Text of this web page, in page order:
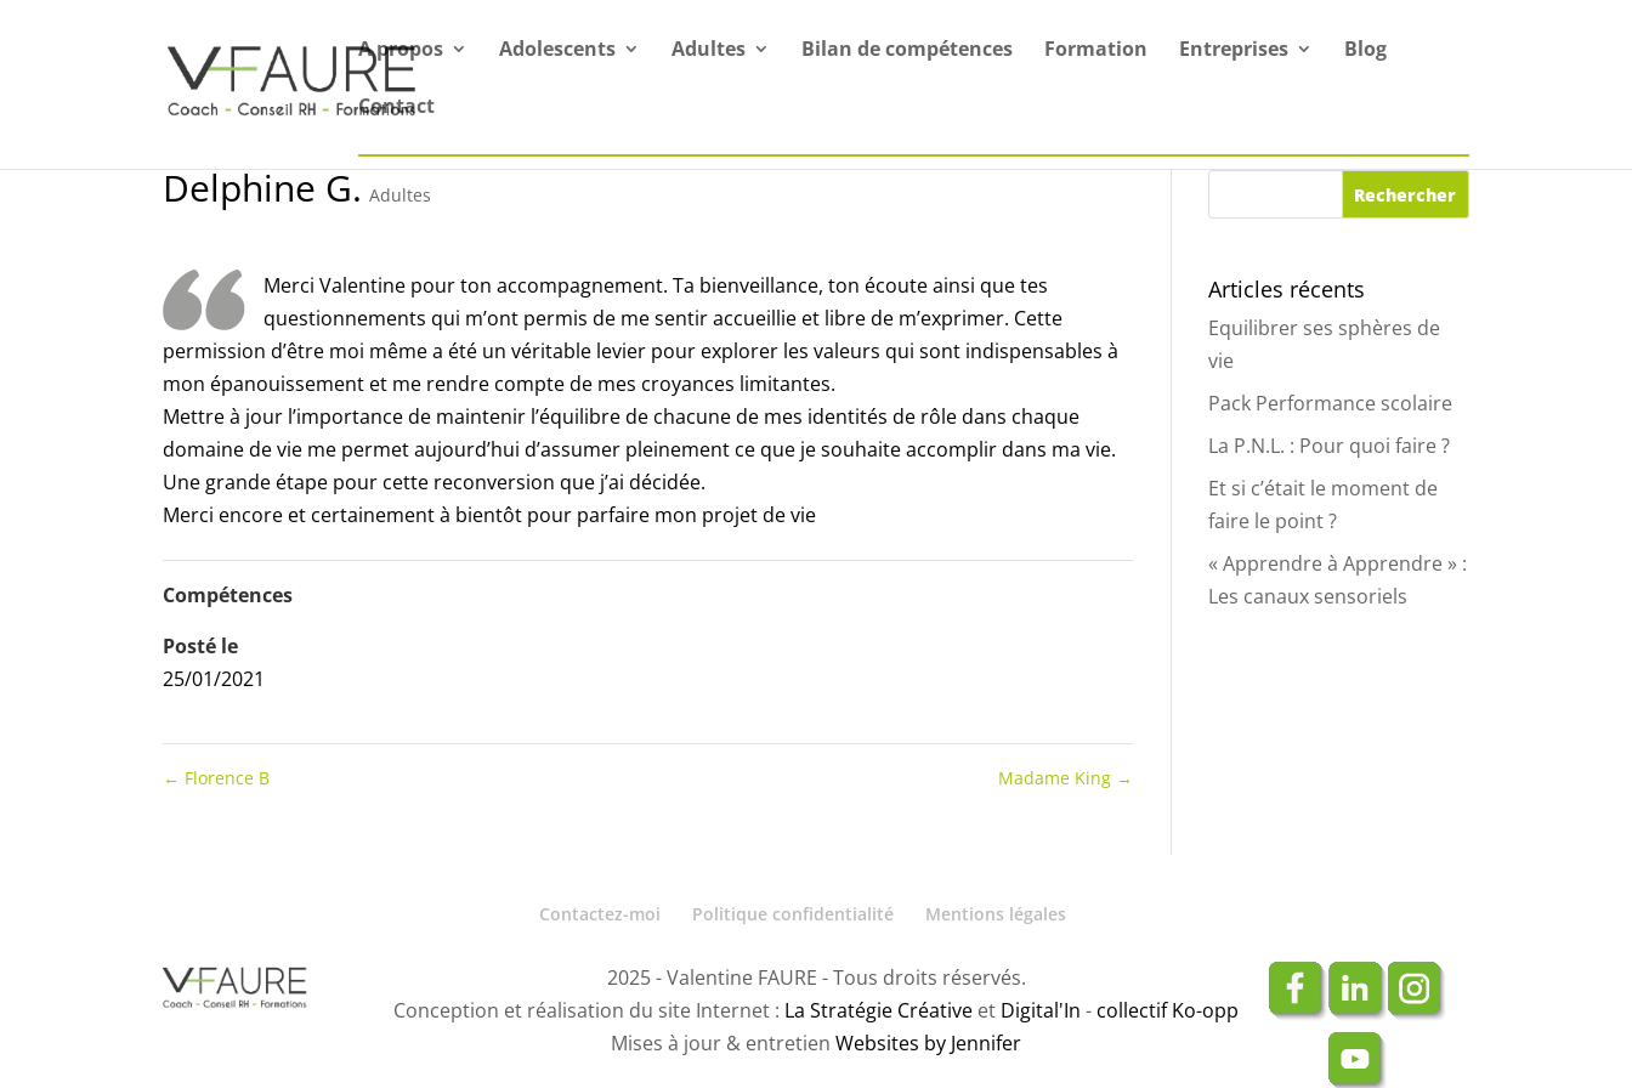
A propos Adolescents Adultes Bilan de compétences Formation Entreprises Blog
Contact
Delphine G. Adultes
Merci Valentine pour ton accompagnement. Ta bienveillance, ton écoute ainsi que tes
questionnements qui m’ont permis de me sentir accueillie et libre de m’exprimer. Cette
permission d’être moi même a été un véritable levier pour explorer les valeurs qui sont indispensables à
mon épanouissement et me rendre compte de mes croyances limitantes.
Mettre à jour l’importance de maintenir l’équilibre de chacune de mes identités de rôle dans chaque
domaine de vie me permet aujourd’hui d’assumer pleinement ce que je souhaite accomplir dans ma vie.
Une grande étape pour cette reconversion que j’ai décidée.
Merci encore et certainement à bientôt pour parfaire mon projet de vie
Compétences
Posté le
25/01/2021
← Florence B Madame King →
Articles récents
Equilibrer ses sphères de
vie
Pack Performance scolaire
La P.N.L. : Pour quoi faire ?
Et si c’était le moment de
faire le point ?
« Apprendre à Apprendre » :
Les canaux sensoriels
2025 - Valentine FAURE - Tous droits réservés.
Conception et réalisation du site Internet : La Stratégie Créative et Digital'In - collectif Ko-opp
Mises à jour & entretien Websites by Jennifer
Contactez-moi Politique confidentialité Mentions légales